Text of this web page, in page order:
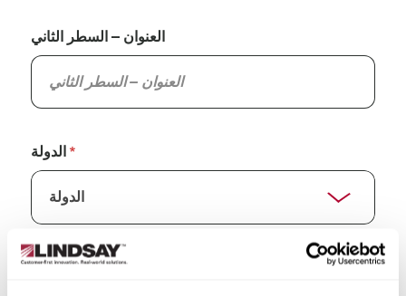
العنوان – السطر الثاني
الدولة
الولاية/المقاطعة